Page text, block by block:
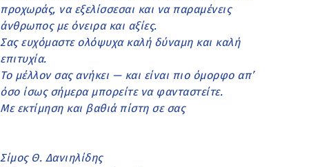
προχωράς, να εξελίσσεσαι και να παραμένεις
άνθρωπος με όνειρα και αξίες.
Σας ευχόμαστε ολόψυχα καλή δύναμη και καλή
επιτυχία.
Το μέλλον σας ανήκει — και είναι πιο όμορφο απ’
όσο ίσως σήμερα μπορείτε να φανταστείτε.
Με εκτίμηση και βαθιά πίστη σε σας
Σίμος Θ. Δανιηλίδης